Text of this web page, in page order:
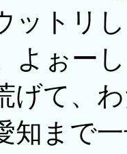
ットリ
よぉー
げて、
知まで